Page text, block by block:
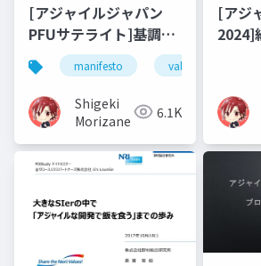
[アジャイルジャパン
PFUサテライト]基調講
演
manifesto value
Shigeki
Morizane
6.1K
[アジ
2024]
ョン
ない